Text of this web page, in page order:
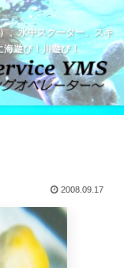
、水中スクーター、スキ
海遊び！川遊び！
2008.09.17